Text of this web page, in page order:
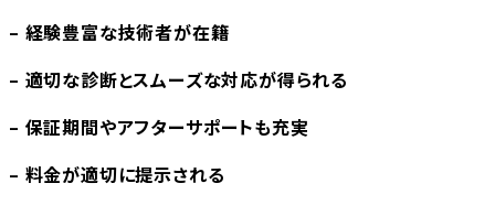
– 経験豊富な技術者が在籍
– 適切な診断とスムーズな対応が得られる
– 保証期間やアフターサポートも充実
– 料金が適切に提示される